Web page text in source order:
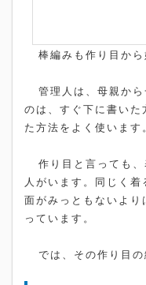
棒編みも作り目から
管理人は、母親から
のは、すぐ下に書い
た方法をよく使います。
作り目と言っても、
人がいます。同じく
面がみっともないより
っています。
では、その作り目の